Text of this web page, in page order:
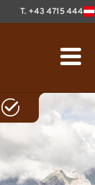
T. +43 4715 444